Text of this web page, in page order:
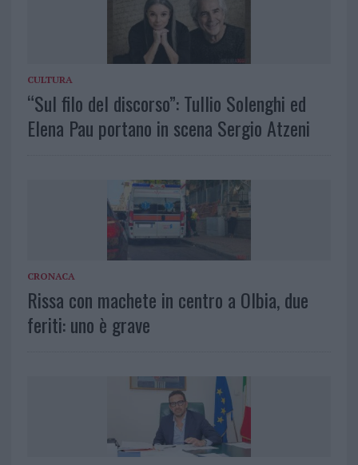
CULTURA
“Sul filo del discorso”: Tullio Solenghi ed
Elena Pau portano in scena Sergio Atzeni
CRONACA
Rissa con machete in centro a Olbia, due
feriti: uno è grave